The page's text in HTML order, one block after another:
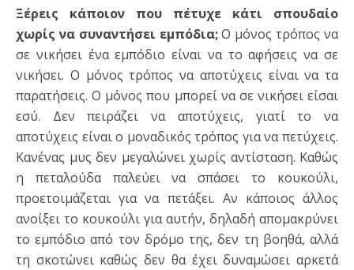
Ξέρεις κάποιον που πέτυχε κάτι σπουδαίο
χωρίς να συναντήσει εμπόδια;Ο μόνος τρόπος να
σε νικήσει ένα εμπόδιο είναι να το αφήσεις να σε
νικήσει. Ο μόνος τρόπος να αποτύχεις είναι να τα
παρατήσεις. Ο μόνος που μπορεί να σε νικήσει είσαι
εσύ. Δεν πειράζει να αποτύχεις, γιατί το να
αποτύχεις είναι ο μοναδικός τρόπος για να πετύχεις.
Κανένας μυς δεν μεγαλώνει χωρίς αντίσταση. Καθώς
η πεταλούδα παλεύει να σπάσει το κουκούλι,
προετοιμάζεται για να πετάξει. Αν κάποιος άλλος
ανοίξει το κουκούλι για αυτήν, δηλαδή απομακρύνει
το εμπόδιο από τον δρόμο της, δεν τη βοηθά, αλλά
τη σκοτώνει καθώς δεν θα έχει δυναμώσει αρκετά